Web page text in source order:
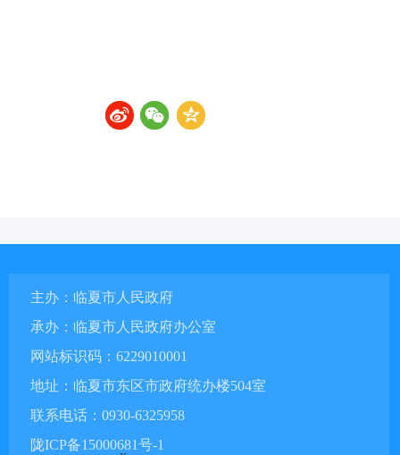
主办：临夏市人民政府
承办：临夏市人民政府办公室
网站标识码：6229010001
地址：临夏市东区市政府统办楼504室
联系电话：0930-6325958
陇ICP备15000681号-1